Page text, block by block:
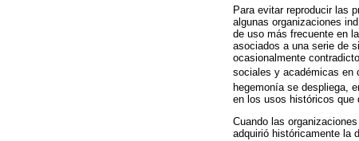
Para evitar reproducir las
algunas organizaciones
de uso más frecuente en
asociados a una serie de
ocasionalmente
sociales y académicas en
hegemonía se despliega,
en los usos históricos que
Cuando las
adquirió históricamente la